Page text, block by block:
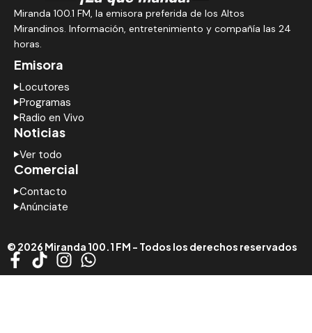
Miranda 100.1 FM, la emisora preferida de los Altos
Mirandinos. Información, entretenimiento y compañía las 24
horas.
Emisora
Locutores
Programas
Radio en Vivo
Noticias
Ver todo
Comercial
Contacto
Anúnciate
© 2026 Miranda 100.1 FM - Todos los derechos reservados